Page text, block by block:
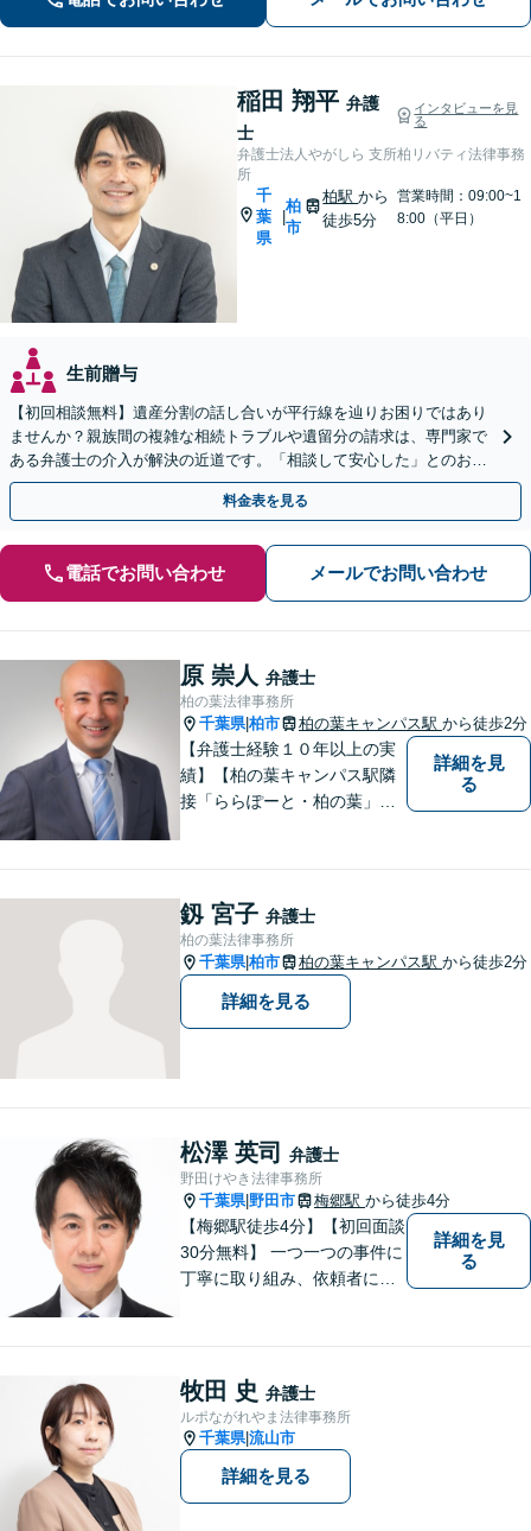
稲田 翔平 弁護
士
インタビューを見
る
弁護士法人やがしら 支所柏リバティ法律事務
所
千
葉
県
|
柏
市
柏駅から
徒歩5分
営業時間：09:00~1
8:00（平日）
生前贈与
【初回相談無料】遺産分割の話し合いが平行線を辿りお困りではあり
ませんか？親族間の複雑な相続トラブルや遺留分の請求は、専門家で
ある弁護士の介入が解決の近道です。「相談して安心した」とのお声
も多数。柏駅徒歩5分の当事務所へまずはご相談ください。
料金表を見る
電話でお問い合わせ メールでお問い合わせ
原 崇人 弁護士
柏の葉法律事務所
千葉県|柏市 柏の葉キャンパス駅 から徒歩2分
【弁護士経験１０年以上の実
績】【柏の葉キャンパス駅隣
接「ららぽーと・柏の葉」
詳細を見
る
釼 宮子 弁護士
柏の葉法律事務所
千葉県|柏市 柏の葉キャンパス駅 から徒歩2分
詳細を見る
松澤 英司 弁護士
野田けやき法律事務所
千葉県| 野田市 梅郷駅 から徒歩4分
【梅郷駅徒歩4分】【初回面談
30分無料】 一つ一つの事件に
丁寧に取り組み、依頼者にと
す。
詳細を見
る
牧田 史 弁護士
ルポながれやま法律事務所
千葉県|流山市
詳細を見る